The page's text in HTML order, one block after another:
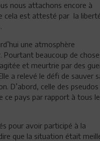
nous attachons encore à
cela est attesté par la
une atmosphère
Pourtant beaucoup de
et meurtrie par des
a relevé le défi de sauver
D’abord, celle des pseudos
ce pays par rapport à tous
pour avoir participé à la
que la situation était